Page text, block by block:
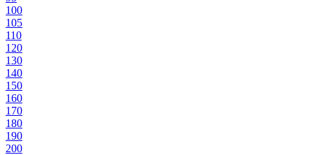
100
105
110
120
130
140
150
160
170
180
190
200